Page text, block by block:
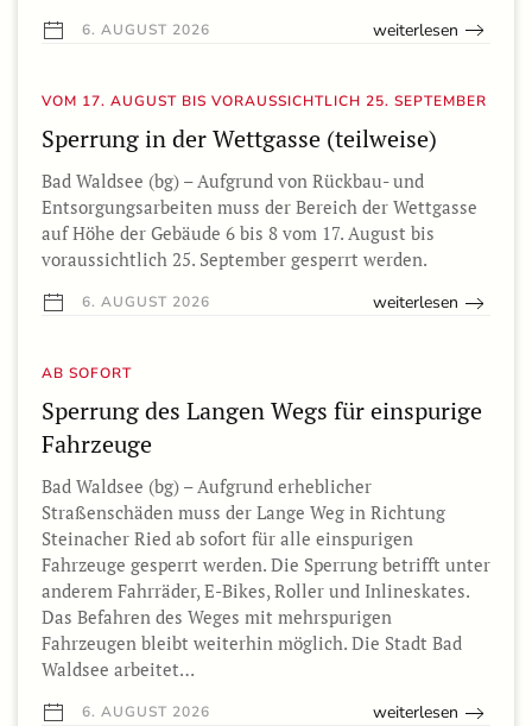
6. AUGUST 2026 weiterlesen
VOM 17. AUGUST BIS VORAUSSICHTLICH 25. SEPTEMBER
Sperrung in der Wettgasse (teilweise)
Bad Waldsee (bg) – Aufgrund von Rückbau- und
Entsorgungsarbeiten muss der Bereich der Wettgasse
auf Höhe der Gebäude 6 bis 8 vom 17. August bis
voraussichtlich 25. September gesperrt werden.
6. AUGUST 2026 weiterlesen
AB SOFORT
Sperrung des Langen Wegs für einspurige
Fahrzeuge
Bad Waldsee (bg) – Aufgrund erheblicher
Straßenschäden muss der Lange Weg in Richtung
Steinacher Ried ab sofort für alle einspurigen
Fahrzeuge gesperrt werden. Die Sperrung betrifft unter
anderem Fahrräder, E-Bikes, Roller und Inlineskates.
Das Befahren des Weges mit mehrspurigen
Fahrzeugen bleibt weiterhin möglich. Die Stadt Bad
Waldsee arbeitet…
6. AUGUST 2026 weiterlesen